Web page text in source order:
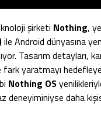
şirketi Nothing,
ile Android dünyasına
Tasarım detayları,
fark yaratmayı
Nothing OS
deneyiminiyse daha